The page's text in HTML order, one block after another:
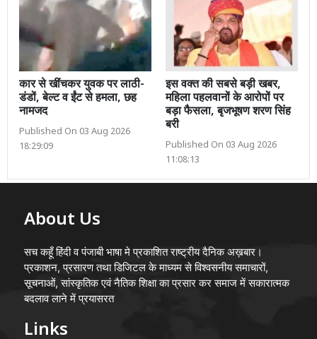
कार से खींचकर युवक पर लाठी-
डंडों, बेल्ट व ईंट से हमला, छह
नामजद
Published On 03 Aug 2026
18:29:09
इस वक्त की सबसे बड़ी खबर,
महिला पहलवानों के आरोपों पर
बड़ा फैसला, बृजभूषण शरण सिंह
बरी
Published On 03 Aug 2026
11:08:13
About Us
सच कहूँ हिंदी व पंजाबी भाषा मे प्रकाशित राष्ट्रीय दैनिक अख़बार।
प्रकाशन, प्रसारण तथा डिजिटल के माध्यम से विश्वसनीय समाचारों,
सूचनाओं, सांस्कृतिक एवं नैतिक शिक्षा का प्रसार कर समाज में सकारात्मक
बदलाव लाने में प्रयासरत
Links